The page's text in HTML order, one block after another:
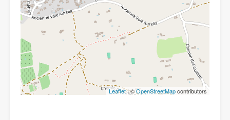
Leaflet| ©OpenStreetMapcontributors